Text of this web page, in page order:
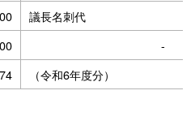
議長名刺代
-
（令和6年度分）